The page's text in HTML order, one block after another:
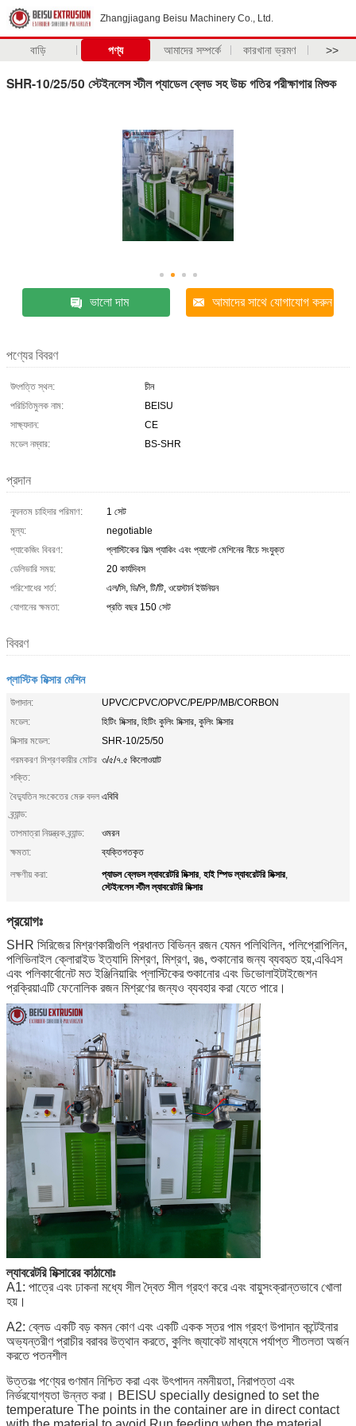
Zhangjiagang Beisu Machinery Co., Ltd.
বাড়ি পণ্য আমাদের সম্পর্কে কারখানা ভ্রমণ >>
SHR-10/25/50 স্টেইনলেস স্টীল প্যাডেল ব্লেড সহ উচ্চ গতির পরীক্ষাগার মিশুক
ভালো দাম আমাদের সাথে যোগাযোগ করুন
পণ্যের বিবরণ
উৎপত্তি স্থল:
চীন
পরিচিতিমুলক নাম:
BEISU
সাক্ষ্যদান:
CE
মডেল নম্বার:
BS-SHR
প্রদান
ন্যূনতম চাহিদার পরিমাণ:
1 সেট
মূল্য:
negotiable
প্যাকেজিং বিবরণ:
প্লাস্টিকের ফিল্ম প্যাকিং এবং প্যালেট মেশিনের নীচে সংযুক্ত
ডেলিভারি সময়:
20 কার্যদিবস
পরিশোধের শর্ত:
এল/সি, ডি/পি, টি/টি, ওয়েস্টার্ন ইউনিয়ন
যোগানের ক্ষমতা:
প্রতি বছর 150 সেট
বিবরণ
প্লাস্টিক মিক্সার মেশিন
উপাদান:
UPVC/CPVC/OPVC/PE/PP/MB/CORBON
মডেল:
হিটিং মিক্সার, হিটিং কুলিং মিক্সার, কুলিং মিক্সার
মিক্সার মডেল:
SHR-10/25/50
গরমকরণ মিশ্রণকারীর মোটর
শক্তি:
৩/৫/৭.৫ কিলোওয়াট
বৈদ্যুতিন সংকেতের মেরু বদল
ব্র্যান্ড:
এবিবি
তাপমাত্রা নিয়ন্ত্রক ব্র্যান্ড:
ওমরন
ক্ষমতা:
ব্যক্তিগতকৃত
লক্ষণীয় করা:
প্যাডল ব্লেডস ল্যাবরেটরি মিক্সার, হাই স্পিড ল্যাবরেটরি মিক্সার,
স্টেইনলেস স্টীল ল্যাবরেটরি মিক্সার
প্রয়োগঃ
SHR সিরিজের মিশ্রণকারীগুলি প্রধানত বিভিন্ন রজন যেমন পলিথিলিন, পলিপ্রোপিলিন,
পলিভিনাইল ক্লোরাইড ইত্যাদি মিশ্রণ, মিশ্রণ, রঙ, শুকানোর জন্য ব্যবহৃত হয়,এবিএস
এবং পলিকার্বোনেট মত ইঞ্জিনিয়ারিং প্লাস্টিকের শুকানোর এবং ডিভোলাইটাইজেশন
প্রক্রিয়াএটি ফেনোলিক রজন মিশ্রণের জন্যও ব্যবহার করা যেতে পারে।
ল্যাবরেটরি মিক্সারের কাঠামোঃ
A1: পাত্রে এবং ঢাকনা মধ্যে সীল দ্বৈত সীল গ্রহণ করে এবং বায়ুসংক্রান্তভাবে খোলা
হয়।
A2: ব্লেড একটি বড় কমন কোণ এবং একটি একক স্তর পাম গ্রহণ উপাদান কন্টেইনার
অভ্যন্তরীণ প্রাচীর বরাবর উত্থান করতে, কুলিং জ্যাকেট মাধ্যমে পর্যাপ্ত শীতলতা অর্জন
করতে পতনশীল
উত্তরঃ পণ্যের গুণমান নিশ্চিত করা এবং উৎপাদন নমনীয়তা, নিরাপত্তা এবং
নির্ভরযোগ্যতা উন্নত করা। BEISU specially designed to set the
temperature The points in the container are in direct contact